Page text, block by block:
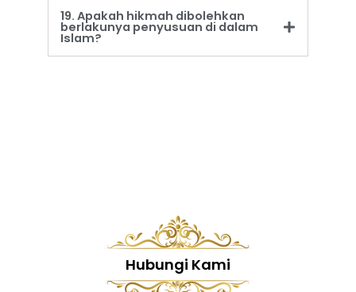
19. Apakah hikmah dibolehkan
berlakunya penyusuan di dalam
Islam?
Hubungi Kami